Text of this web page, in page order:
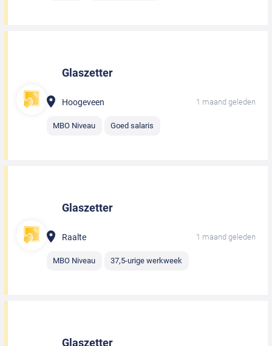
Glaszetter
Hoogeveen 1 maand geleden
MBO Niveau Goed salaris
Glaszetter
Raalte 1 maand geleden
MBO Niveau 37,5-urige werkweek
Glaszetter